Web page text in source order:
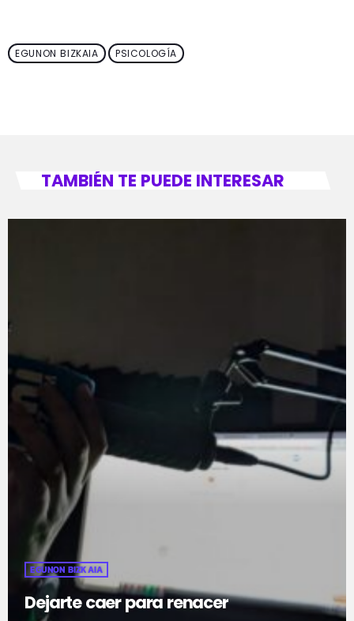
EGUNON BIZKAIA PSICOLOGÍA
TAMBIÉN TE PUEDE INTERESAR
EGUNON BIZKAIA
Dejarte caer para renacer